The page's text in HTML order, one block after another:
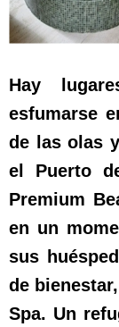
Hay
esfumarse
de las olas
el Puerto
Premium
en un
sus
de
Spa. Un